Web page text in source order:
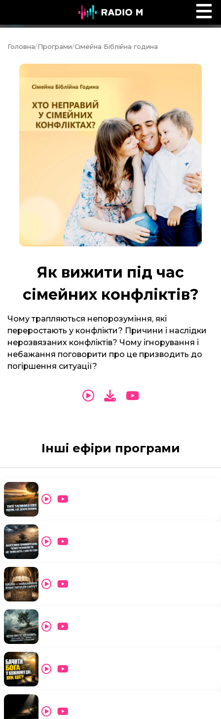
Ефір Radio M
Головна/Програми/Сімейна Біблійна година
Як вижити під час
сімейних конфліктів?
Чому трапляються непорозуміння, які
переростають у конфлікти? Причини і наслідки
нерозвязаних конфліктів? Чому ігнорування і
небажання поговорити про це призводить до
погіршення ситуації?
Інші ефіри програми